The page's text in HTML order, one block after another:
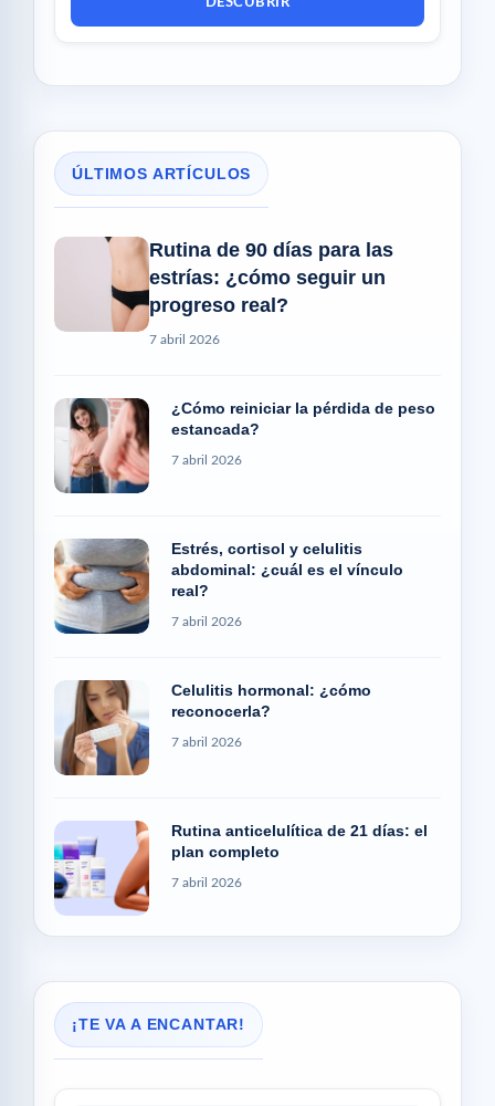
ÚLTIMOS ARTÍCULOS
Rutina de 90 días para las
estrías: ¿cómo seguir un
progreso real?
7 abril 2026
¿Cómo reiniciar la pérdida de peso
estancada?
7 abril 2026
Estrés, cortisol y celulitis
abdominal: ¿cuál es el vínculo
real?
7 abril 2026
Celulitis hormonal: ¿cómo
reconocerla?
7 abril 2026
Rutina anticelulítica de 21 días: el
plan completo
7 abril 2026
¡TE VA A ENCANTAR!